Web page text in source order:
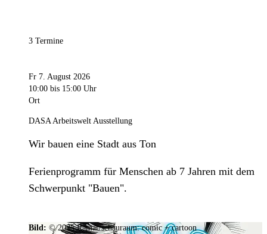
3 Termine
Fr 7. August 2026
10:00 bis 15:00 Uhr
Ort
DASA Arbeitswelt Ausstellung
Wir bauen eine Stadt aus Ton
Ferienprogramm für Menschen ab 7 Jahren mit dem
Schwerpunkt "Bauen".
Bild: © 2025 Ramar/schauraum: comic + cartoon